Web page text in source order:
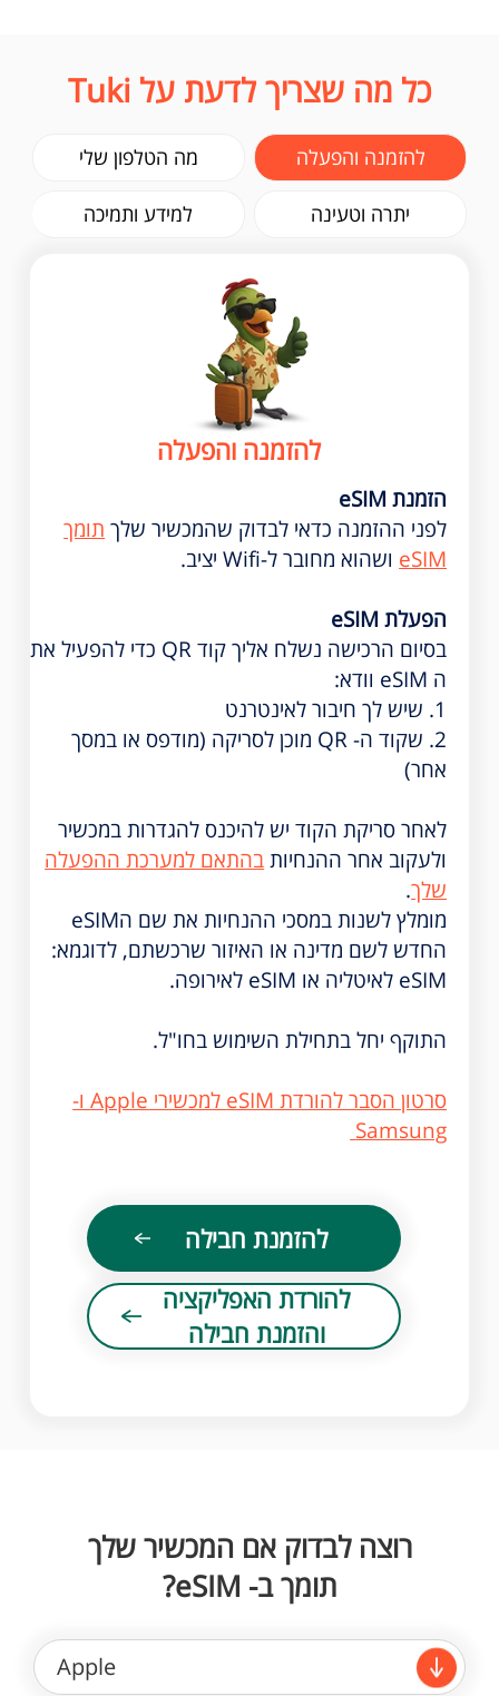
כל מה שצריך לדעת על Tuki
להזמנה והפעלה מה הטלפון שלי
יתרה וטעינה למידע ותמיכה
להזמנה והפעלה
הזמנת eSIM
לפני ההזמנה כדאי לבדוק שהמכשיר שלך תומך
eSIM ושהוא מחובר ל-Wifi יציב.
הפעלת eSIM
בסיום הרכישה נשלח אליך קוד QR כדי להפעיל את
ה eSIM וודא:
1. שיש לך חיבור לאינטרנט
2. שקוד ה- QR מוכן לסריקה (מודפס או במסך
אחר)
לאחר סריקת הקוד יש להיכנס להגדרות במכשיר
ולעקוב אחר ההנחיותבהתאם למערכת ההפעלה
שלך.
מומלץ לשנות במסכי ההנחיות את שם הeSIM
החדש לשם מדינה או האיזור שרכשתם, לדוגמא:
eSIM לאיטליה או eSIM לאירופה.
התוקף יחל בתחילת השימוש בחו"ל.
סרטון הסבר להורדת eSIM למכשירי Apple ו-
Samsung
להזמנת חבילה
להורדת האפליקציה
והזמנת חבילה
רוצה לבדוק אם המכשיר שלך
תומך ב- eSIM?
Apple